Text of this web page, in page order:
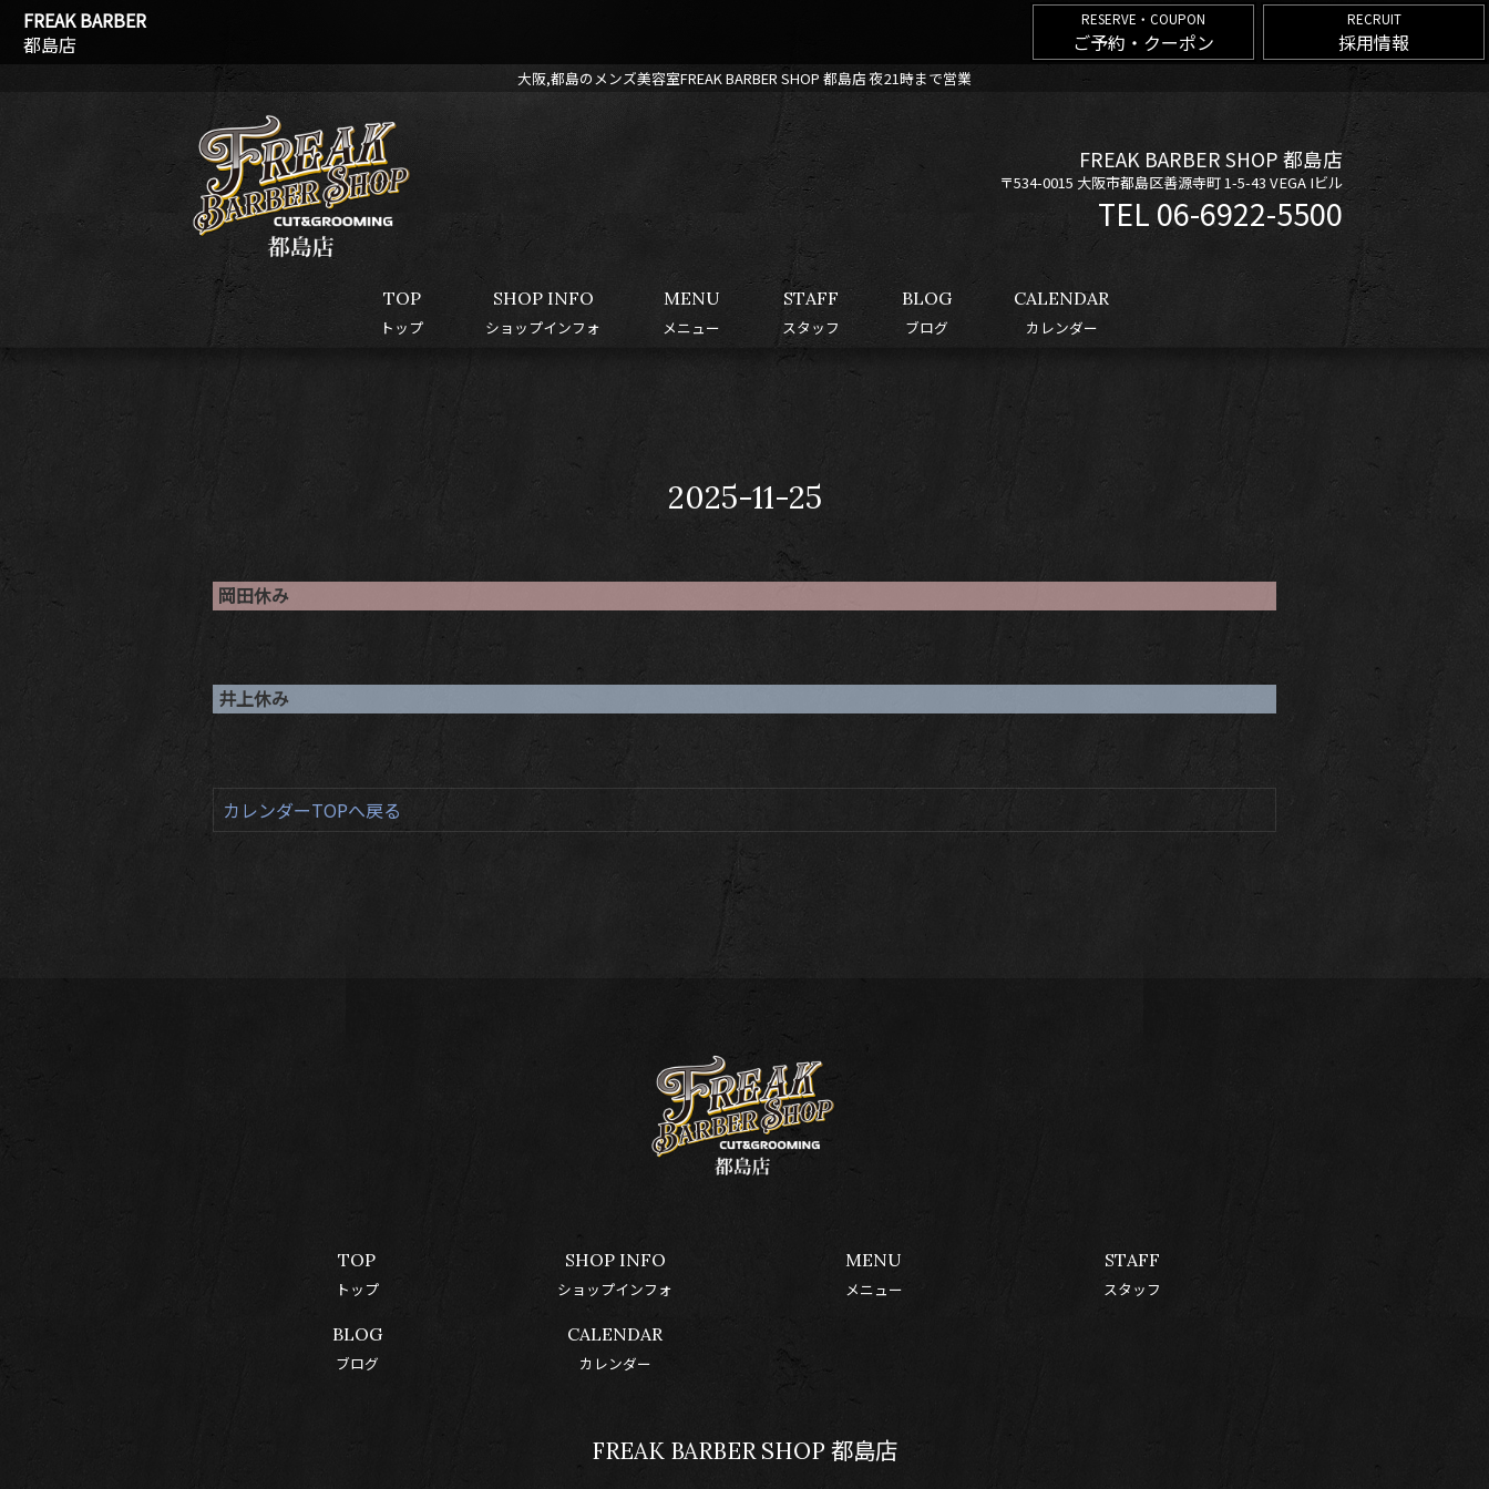
FREAK BARBER
都島店
RESERVE・COUPON
ご予約・クーポン
RECRUIT
採用情報
大阪,都島のメンズ美容室FREAK BARBER SHOP 都島店 夜21時まで営業
FREAK BARBER SHOP 都島店
〒534-0015 大阪市都島区善源寺町 1-5-43 VEGA Iビル
06-6922-5500
TOP
トップ
SHOP INFO
ショップインフォ
MENU
メニュー
STAFF
スタッフ
BLOG
ブログ
CALENDAR
カレンダー
2025-11-25
岡田休み
井上休み
カレンダーTOPへ戻る
TOP
トップ
SHOP INFO
ショップインフォ
MENU
メニュー
STAFF
スタッフ
BLOG
ブログ
CALENDAR
カレンダー
FREAK BARBER SHOP 都島店